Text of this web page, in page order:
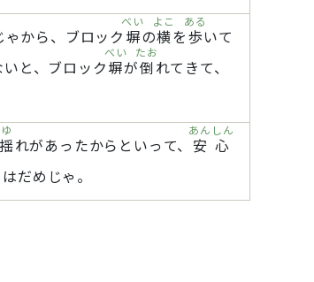
から、ブロック 塀
べい
の横
よこ
を 歩
ある
いて
と、ブロック塀
べい
が倒
たお
れてきて、
揺
ゆ
れがあったからといって、 安心
あんしん
だめじゃ。